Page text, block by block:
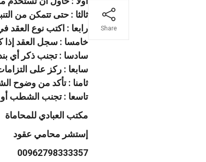
Share
ثالثا : حتى تتمكن من
رابعا : اكتب نوع
خامسا : سجل العقد
سادسا : تجنب ذكر أي
سابعا : ركز على
ثامنا : تأكد من وضوح
تاسعا : تجنب الشطب أو
مكتب العبادي للمحاماة
إستشر محامي عقود
00962798333357